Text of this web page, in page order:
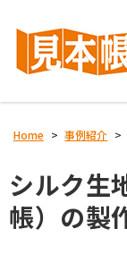
Home > 事例紹介 >
シルク生
帳）の製